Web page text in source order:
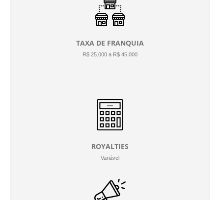
TAXA DE FRANQUIA
R$ 25.000 a R$ 45.000
ROYALTIES
Variável